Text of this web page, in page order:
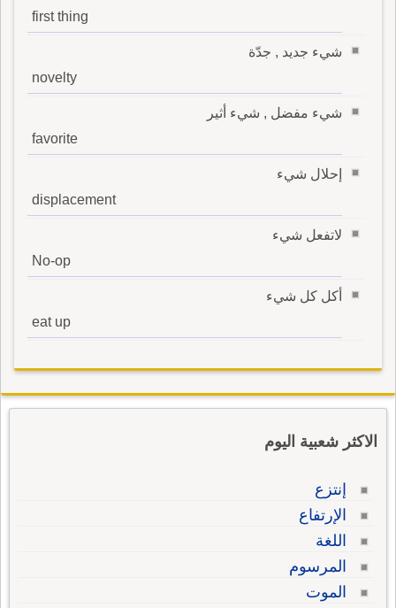
first thing
شيء جديد , جدّة
novelty
شيء مفضل , شيء أثير
favorite
إحلال شيء
displacement
لاتفعل شيء
No-op
أكل كل شيء
eat up
الاكثر شعبية اليوم
إنتزع
الإرتفاع
اللغة
المرسوم
الموت